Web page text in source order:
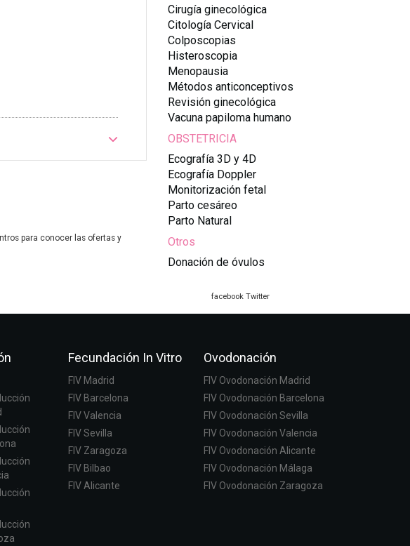
para conocer las ofertas y
Cirugía ginecológica
Citología Cervical
Colposcopias
Histeroscopia
Menopausia
Métodos anticonceptivos
Revisión ginecológica
Vacuna papiloma humano
OBSTETRICIA
Ecografía 3D y 4D
Ecografía Doppler
Monitorización fetal
Parto cesáreo
Parto Natural
Otros
Donación de óvulos
facebook Twitter
Fecundación In Vitro
FIV Madrid
FIV Barcelona
FIV Valencia
FIV Sevilla
FIV Zaragoza
FIV Bilbao
FIV Alicante
Ovodonación
FIV Ovodonación Madrid
FIV Ovodonación Barcelona
FIV Ovodonación Sevilla
FIV Ovodonación Valencia
FIV Ovodonación Alicante
FIV Ovodonación Málaga
FIV Ovodonación Zaragoza